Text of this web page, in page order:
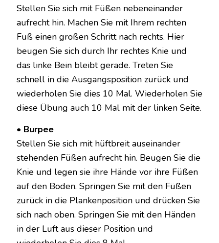
Stellen Sie sich mit Füßen nebeneinander
aufrecht hin. Machen Sie mit Ihrem rechten
Fuß einen großen Schritt nach rechts. Hier
beugen Sie sich durch Ihr rechtes Knie und
das linke Bein bleibt gerade. Treten Sie
schnell in die Ausgangsposition zurück und
wiederholen Sie dies 10 Mal. Wiederholen Sie
diese Übung auch 10 Mal mit der linken Seite.
• Burpee
Stellen Sie sich mit hüftbreit auseinander
stehenden Füßen aufrecht hin. Beugen Sie die
Knie und legen sie ihre Hände vor ihre Füßen
auf den Boden. Springen Sie mit den Füßen
zurück in die Plankenposition und drücken Sie
sich nach oben. Springen Sie mit den Händen
in der Luft aus dieser Position und